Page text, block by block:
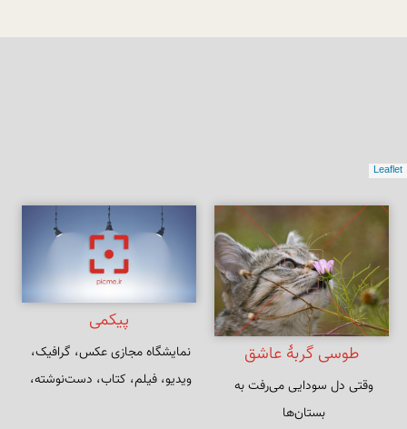
Leaflet
طوسی گربهٔ عاشق
وقتی دل سودایی می‌رفت به
پیکمی
نمایشگاه مجازی عکس، گرافیک،
ویدیو، فیلم، کتاب، دست‌نوشته،